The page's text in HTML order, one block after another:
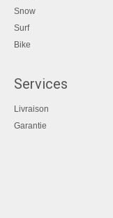
Snow
Surf
Bike
Services
Livraison
Garantie